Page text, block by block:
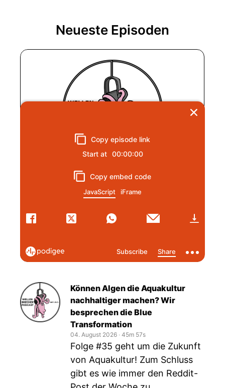
Neueste Episoden
Können Algen die Aquakultur
nachhaltiger machen? Wir
besprechen die Blue
Transformation
04. August 2026 ‧ 45m 57s
Folge #35 geht um die Zukunft
von Aquakultur! Zum Schluss
gibt es wie immer den Reddit-